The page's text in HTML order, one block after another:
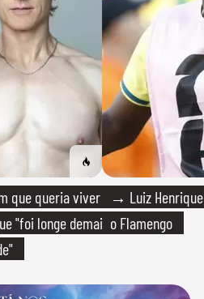
que queria viver
"foi longe demais
→ Luiz
o Flamengo